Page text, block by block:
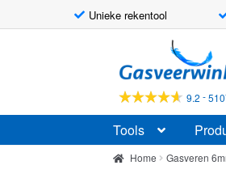
Unieke rekentool
door
naar
navigatie
naar
de
inhoud
9.2 -
Tools
Home Gasveren